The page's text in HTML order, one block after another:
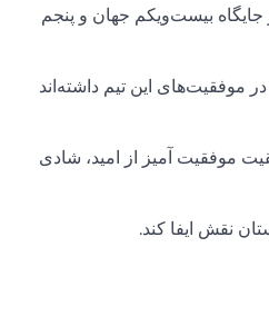
جایگاه بیست‌ویکم جهان و پنجم
موفقیت‌های این تیم داشته‌اند
موفقیت آمیز از امید، شادی
نقش ایفا کند.